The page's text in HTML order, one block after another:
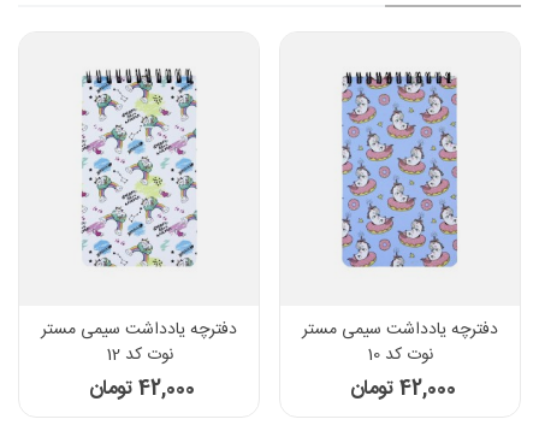
دفترچه یادداشت سیمی مستر
نوت کد 10
42,000 تومان
دفترچه یادداشت سیمی مستر
نوت کد 12
42,000 تومان